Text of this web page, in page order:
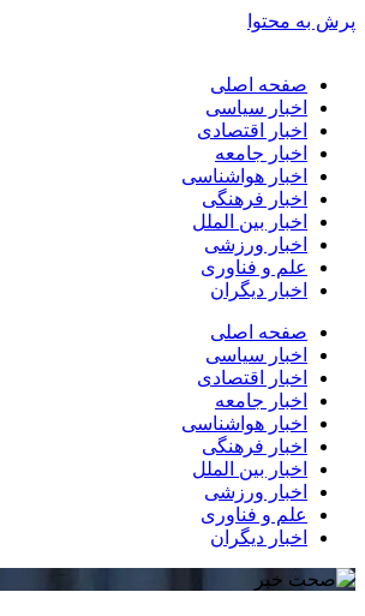
پرش به محتوا
صفحه اصلی
اخبار سیاسی
اخبار اقتصادی
اخبار جامعه
اخبار هواشناسی
اخبار فرهنگی
اخبار بین الملل
اخبار ورزشی
علم و فناوری
اخبار دیگران
صفحه اصلی
اخبار سیاسی
اخبار اقتصادی
اخبار جامعه
اخبار هواشناسی
اخبار فرهنگی
اخبار بین الملل
اخبار ورزشی
علم و فناوری
اخبار دیگران